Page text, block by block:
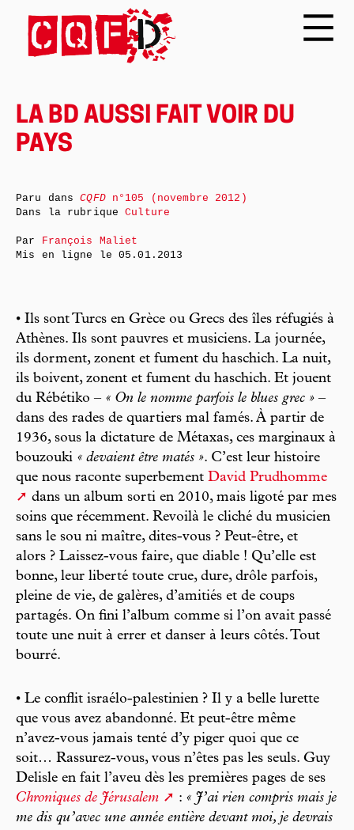
LA BD AUSSI FAIT VOIR DU
PAYS
• Ils sont Turcs en Grèce ou Grecs des îles réfugiés à
Athènes. Ils sont pauvres et musiciens. La journée,
ils dorment, zonent et fument du haschich. La nuit,
ils boivent, zonent et fument du haschich. Et jouent
du Rébétiko – « On le nomme parfois le blues grec » –
dans des rades de quartiers mal famés. À partir de
1936, sous la dictature de Métaxas, ces marginaux à
bouzouki « devaient être matés ». C’est leur histoire
que nous raconte superbement David Prudhomme
dans un album sorti en 2010, mais ligoté par mes
soins que récemment. Revoilà le cliché du musicien
sans le sou ni maître, dites-vous ? Peut-être, et
alors ? Laissez-vous faire, que diable ! Qu’elle est
bonne, leur liberté toute crue, dure, drôle parfois,
pleine de vie, de galères, d’amitiés et de coups
partagés. On fini l’album comme si l’on avait passé
toute une nuit à errer et danser à leurs côtés. Tout
bourré.
• Le conflit israélo-palestinien ? Il y a belle lurette
que vous avez abandonné. Et peut-être même
n’avez-vous jamais tenté d’y piger quoi que ce
soit… Rassurez-vous, vous n’êtes pas les seuls. Guy
Delisle en fait l’aveu dès les premières pages de ses
Chroniques de Jérusalem
: « J’ai rien compris mais je
me dis qu’avec une année entière devant moi, je devrais
Paru dansCQFDn°105 (novembre 2012)
Dans la rubriqueCulture
Par François Maliet
Mis en ligne le05.01.2013